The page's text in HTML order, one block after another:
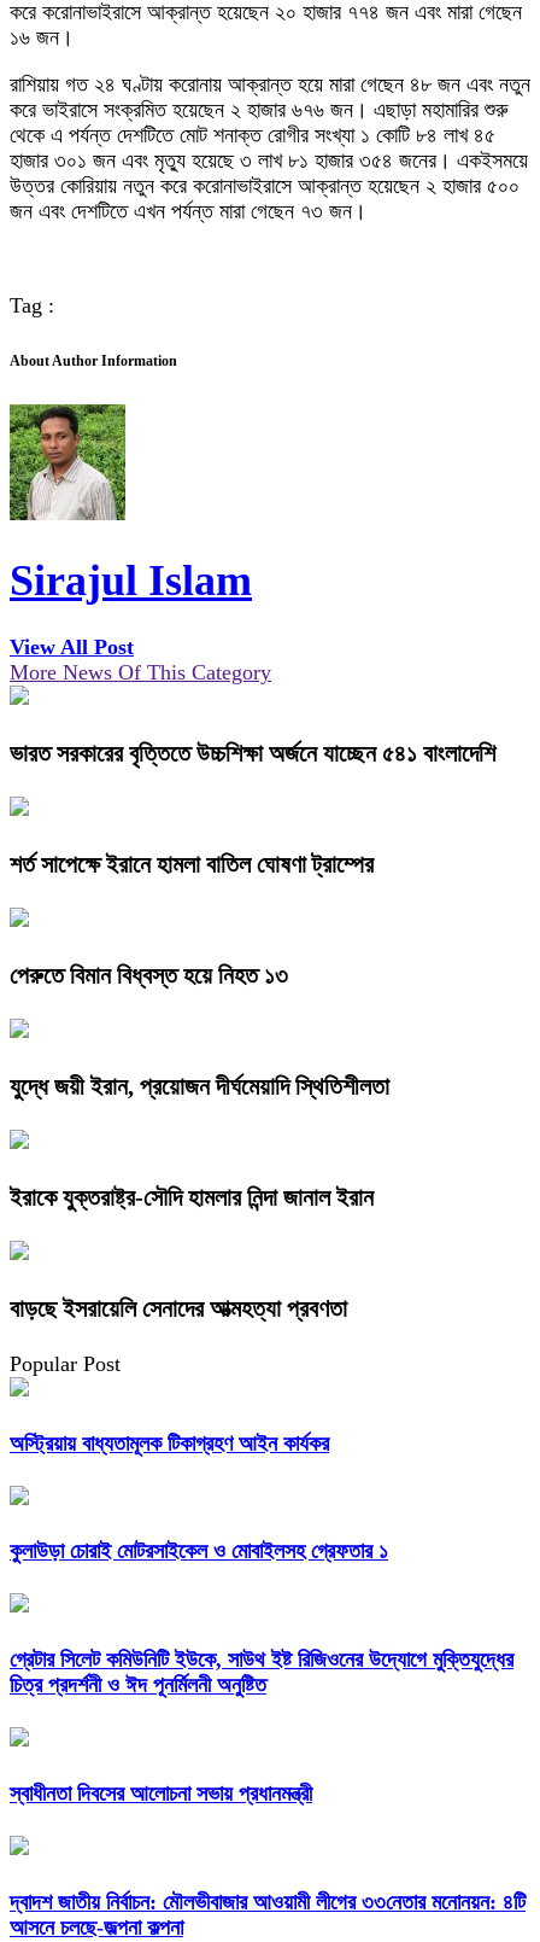
করে করোনাভাইরাসে আক্রান্ত হয়েছেন ২০ হাজার ৭৭৪ জন এবং মারা গেছেন
১৬ জন।
রাশিয়ায় গত ২৪ ঘণ্টায় করোনায় আক্রান্ত হয়ে মারা গেছেন ৪৮ জন এবং নতুন
করে ভাইরাসে সংক্রমিত হয়েছেন ২ হাজার ৬৭৬ জন। এছাড়া মহামারির শুরু
থেকে এ পর্যন্ত দেশটিতে মোট শনাক্ত রোগীর সংখ্যা ১ কোটি ৮৪ লাখ ৪৫
হাজার ৩০১ জন এবং মৃত্যু হয়েছে ৩ লাখ ৮১ হাজার ৩৫৪ জনের। একইসময়ে
উত্তর কোরিয়ায় নতুন করে করোনাভাইরাসে আক্রান্ত হয়েছেন ২ হাজার ৫০০
জন এবং দেশটিতে এখন পর্যন্ত মারা গেছেন ৭৩ জন।
Tag :
About Author Information
Sirajul Islam
View All Post
More News Of This Category
ভারত সরকারের বৃত্তিতে উচ্চশিক্ষা অর্জনে যাচ্ছেন ৫৪১ বাংলাদেশি
শর্ত সাপেক্ষে ইরানে হামলা বাতিল ঘোষণা ট্রাম্পের
পেরুতে বিমান বিধ্বস্ত হয়ে নিহত ১৩
যুদ্ধে জয়ী ইরান, প্রয়োজন দীর্ঘমেয়াদি স্থিতিশীলতা
ইরাকে যুক্তরাষ্ট্র-সৌদি হামলার নিন্দা জানাল ইরান
বাড়ছে ইসরায়েলি সেনাদের আত্মহত্যা প্রবণতা
Popular Post
অস্ট্রিয়ায় বাধ্যতামূলক টিকাগ্রহণ আইন কার্যকর
কুলাউড়া চোরাই মোটরসাইকেল ও মোবাইলসহ গ্রেফতার ১
গ্রেটার সিলেট কমিউনিটি ইউকে, সাউথ ইষ্ট রিজিওনের উদ্যোগে মুক্তিযুদ্ধের
চিত্র প্রদর্শনী ও ঈদ পূনর্মিলনী অনুষ্টিত
স্বাধীনতা দিবসের আলোচনা সভায় প্রধানমন্ত্রী
দ্বাদশ জাতীয় নির্বাচন: মৌলভীবাজার আওয়ামী লীগের ৩৩নেতার মনোনয়ন: ৪টি
আসনে চলছে-জল্পনা কল্পনা